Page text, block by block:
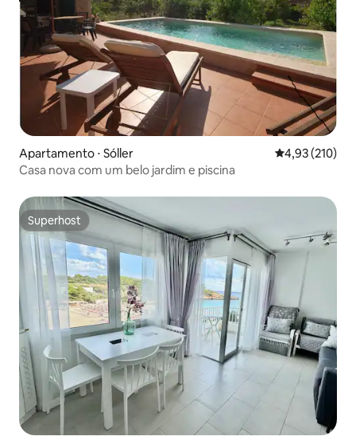
Apartamento ⋅ Sóller 4,93 de uma
4,93 (210)
Casa nova com um belo jardim e piscina
Superhost
Superhost